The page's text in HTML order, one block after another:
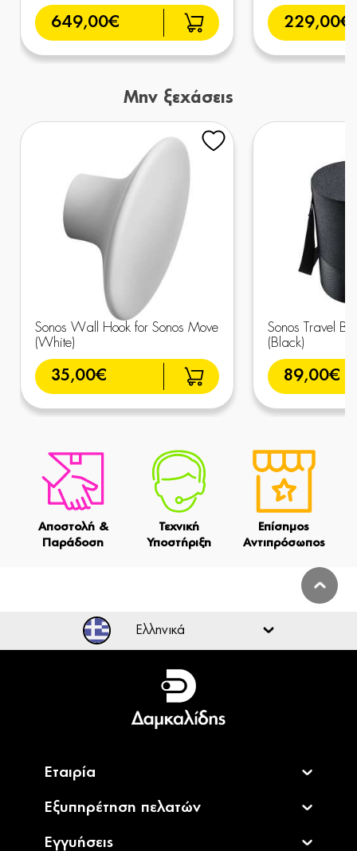
649,00€ 229,00€
Μην ξεχάσεις
Sonos Wall Hook for Sonos Move
(White)
35,00€
Sonos Travel
(Black)
89,00€
Αποστολή &
Παράδοση
Τεχνική
Υποστήριξη
Επίσημος
Αντιπρόσωπος
Ελληνικά
Ελληνικά
English
Εταιρία
Εξυπηρέτηση πελατών
Εγγυήσεις